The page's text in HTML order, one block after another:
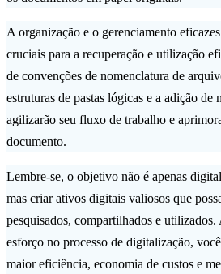
A organização e o gerenciamento
cruciais para a recuperação e utilização
de convenções de nomenclatura de
estruturas de pastas lógicas e a adição de
agilizarão seu fluxo de trabalho e
documento.
Lembre-se, o objetivo não é apenas
mas criar ativos digitais valiosos que
pesquisados, compartilhados e
esforço no processo de digitalização,
maior eficiência, economia de custos e